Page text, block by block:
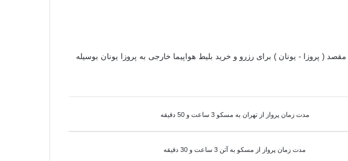
( پروزا - یونان ) برای رزرو و خرید بلیط هواپیما خارجی به پروزا یونان بوسیله
مدت زمان پرواز از تهران به مسکو 3 ساعت و 50 دقیقه
مدت زمان پرواز از مسکو به آتن 3 ساعت و 30 دقیقه